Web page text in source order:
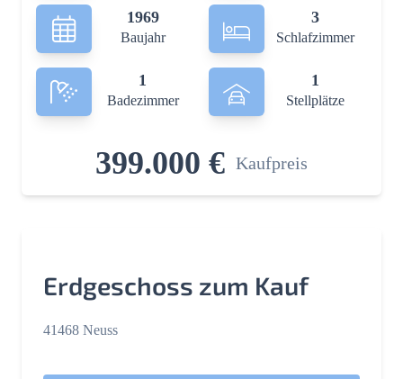
1969
Baujahr
3
Schlafzimmer
1
Badezimmer
1
Stellplätze
399.000 € Kaufpreis
Erdgeschoss zum Kauf
41468 Neuss